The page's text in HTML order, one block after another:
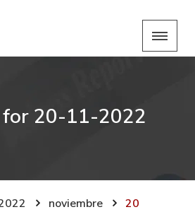
20-11-2022
noviembre 20